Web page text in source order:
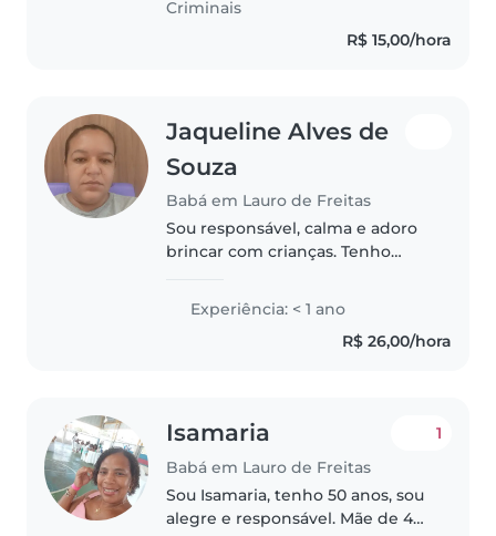
experiência..
Criminais
R$ 15,00/hora
Jaqueline Alves de
Souza
Babá em Lauro de Freitas
Sou responsável, calma e adoro
brincar com crianças. Tenho
crianças pequenas e ajudo em
tarefas domésticas quando
necessário. Meu ensino médio
Experiência: < 1 ano
R$ 26,00/hora
Isamaria
Babá em Lauro de Freitas
1
Sou Isamaria, tenho 50 anos, sou
alegre e responsável. Mãe de 4